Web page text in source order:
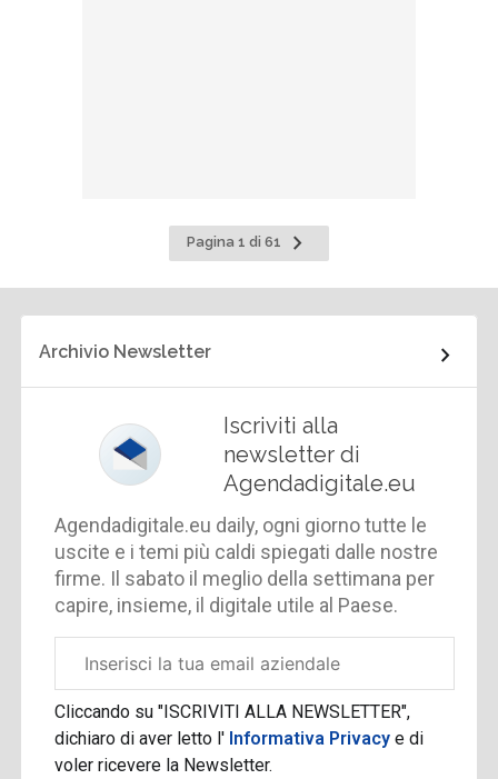
Pagina 1 di 61
Pagina
successiva
Archivio Newsletter
Iscriviti alla
newsletter di
Agendadigitale.eu
Agendadigitale.eu daily, ogni giorno tutte le
uscite e i temi più caldi spiegati dalle nostre
firme. Il sabato il meglio della settimana per
capire, insieme, il digitale utile al Paese.
aziendale
Cliccando su "ISCRIVITI ALLA NEWSLETTER",
dichiaro di aver letto l' Informativa Privacye di
voler ricevere la Newsletter.